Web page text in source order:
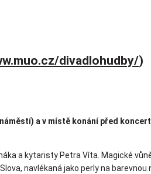
divadlohudby/)
a v místě konání před
a kytaristy Petra Víta. Magické
navlékaná jako perly na barevnou